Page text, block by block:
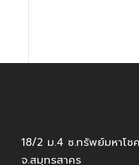
18/2 ม.4 ซ.ทรัพย์มหาโช
จ.สมุทรสาคร